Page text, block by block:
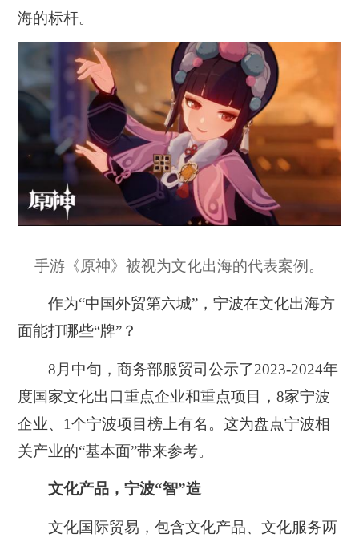
海的标杆。
手游《原神》被视为文化出海的代表案例。
作为“中国外贸第六城”，宁波在文化出海方
面能打哪些“牌”？
8月中旬，商务部服贸司公示了2023-2024年
度国家文化出口重点企业和重点项目，8家宁波
企业、1个宁波项目榜上有名。这为盘点宁波相
关产业的“基本面”带来参考。
文化产品，宁波“智”造
文化国际贸易，包含文化产品、文化服务两